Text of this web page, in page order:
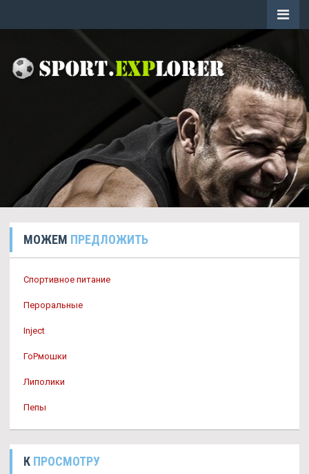
МОЖЕМ ПРЕДЛОЖИТЬ
Спортивное питание
Пероральные
Inject
ГоРмошки
Липолики
Пепы
К ПРОСМОТРУ